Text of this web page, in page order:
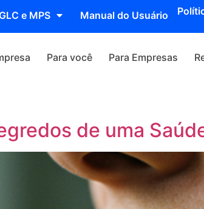
e MPS Manual do Usuário
Para você Para Empresas
de uma